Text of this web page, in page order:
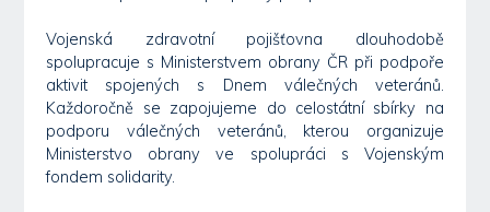
Vojenská zdravotní pojišťovna dlouhodobě
spolupracuje s Ministerstvem obrany ČR při podpoře
aktivit spojených s Dnem válečných veteránů.
Každoročně se zapojujeme do celostátní sbírky na
podporu válečných veteránů, kterou organizuje
Ministerstvo obrany ve spolupráci s Vojenským
fondem solidarity.